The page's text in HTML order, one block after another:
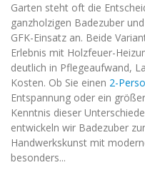
Garten steht oft die
ganzholzigen Badezuber
GFK-Einsatz an. Beide
Erlebnis mit Holzfeuer-
deutlich in Pflegeaufwand,
Kosten. Ob Sie einen 2-
Entspannung oder ein
Kenntnis dieser
entwickeln wir Badezuber
Handwerkskunst mit
besonders...